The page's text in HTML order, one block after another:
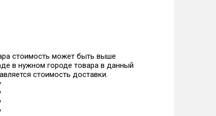
стоимость может быть выше
в нужном городе товара в данный
стоимость доставки.